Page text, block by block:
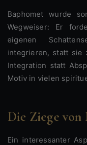
Baphomet wurde somit im Okkultismus zu einer Art
Wegweiser: Er
eigenen
integrieren, statt sie
Integration statt
Motiv in vielen
Die Ziege von
Ein interessanter Aspekt ist auch die Verknüpfung von